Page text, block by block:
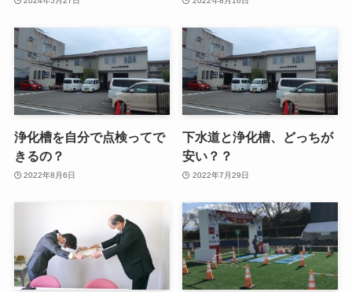
浄化槽を自分で点検ってで
きるの？
2022年8月6日
下水道と浄化槽、どっちが
安い？？
2022年7月29日